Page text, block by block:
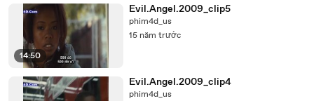
14:50
Evil.Angel.2009_clip5
phim4d_us
15 năm trước
Evil.Angel.2009_clip4
phim4d_us